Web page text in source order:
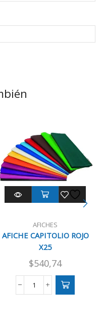
AFICHES
AFICHE CAPITOLIO ROJO
X25
$540,74
AFICHE